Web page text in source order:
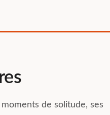
de solitude, ses